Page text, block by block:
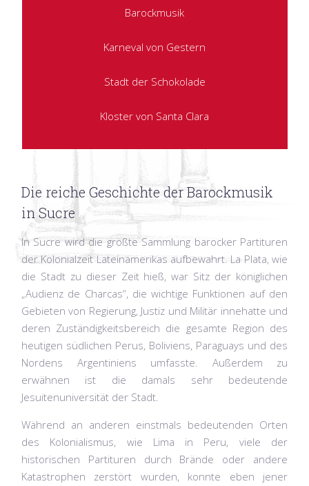
Barockmusik
Karneval von Gestern
Stadt der Schokolade
Kloster von Santa Clara
Die reiche Geschichte der Barockmusik
in Sucre
In Sucre wird die größte Sammlung barocker Partituren
der Kolonialzeit Lateinamerikas aufbewahrt. La Plata, wie
die Stadt zu dieser Zeit hieß, war Sitz der königlichen
„Audienz de Charcas“, die wichtige Funktionen auf den
Gebieten von Regierung, Justiz und Militär innehatte und
deren Zuständigkeitsbereich die gesamte Region des
heutigen südlichen Perus, Boliviens, Paraguays und des
Nordens Argentiniens umfasste. Außerdem zu
erwähnen ist die damals sehr bedeutende
Jesuitenuniversität der Stadt.
Während an anderen einstmals bedeutenden Orten
des Kolonialismus, wie Lima in Peru, viele der
historischen Partituren durch Brände oder andere
Katastrophen zerstört wurden, konnte eben jener